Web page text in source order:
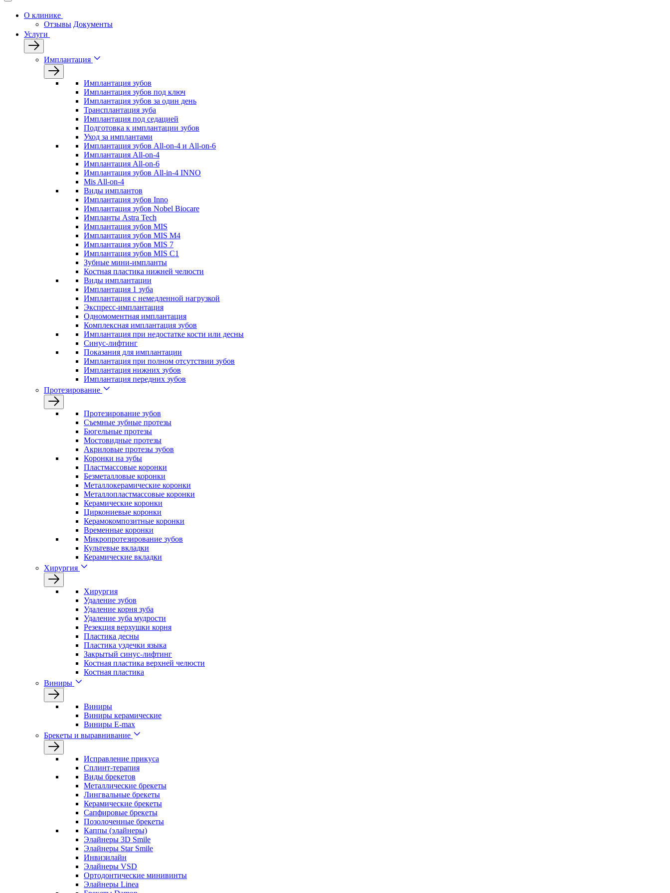
О клинике
Отзывы Документы
Услуги
Имплантация
Имплантация зубов
Имплантация зубов под ключ
Имплантация зубов за один день
Трансплантация зуба
Имплантация под седацией
Подготовка к имплантации зубов
Уход за имплантами
Имплантация зубов All-on-4 и All-on-6
Имплантация All-on-4
Имплантация All-on-6
Имплантация зубов All-in-4 INNO
Mis All-on-4
Виды имплантов
Имплантация зубов Inno
Имплантация зубов Nobel Biocare
Импланты Astra Tech
Имплантация зубов MIS
Имплантация зубов MIS M4
Имплантация зубов MIS 7
Имплантация зубов MIS C1
Зубные мини-импланты
Костная пластика нижней челюсти
Виды имплантации
Имплантация 1 зуба
Имплантация с немедленной нагрузкой
Экспресс-имплантация
Одномоментная имплантация
Комплексная имплантация зубов
Имплантация при недостатке кости или десны
Синус-лифтинг
Показания для имплантации
Имплантация при полном отсутствии зубов
Имплантация нижних зубов
Имплантация передних зубов
Протезирование
Протезирование зубов
Съемные зубные протезы
Бюгельные протезы
Мостовидные протезы
Акриловые протезы зубов
Коронки на зубы
Пластмассовые коронки
Безметалловые коронки
Металлокерамические коронки
Металлопластмассовые коронки
Керамические коронки
Циркониевые коронки
Керамокомпозитные коронки
Временные коронки
Микропротезирование зубов
Культевые вкладки
Керамические вкладки
Хирургия
Хирургия
Удаление зубов
Удаление корня зуба
Удаление зуба мудрости
Резекция верхушки корня
Пластика десны
Пластика уздечки языка
Закрытый синус-лифтинг
Костная пластика верхней челюсти
Костная пластика
Виниры
Виниры
Виниры керамические
Виниры E-max
Брекеты и выравнивание
Исправление прикуса
Сплинт-терапия
Виды брекетов
Металлические брекеты
Лингвальные брекеты
Керамические брекеты
Сапфировые брекеты
Позолоченные брекеты
Каппы (элайнеры)
Элайнеры 3D Smile
Элайнеры Star Smile
Инвизилайн
Элайнеры VSD
Ортодонтические минивинты
Элайнеры Linea